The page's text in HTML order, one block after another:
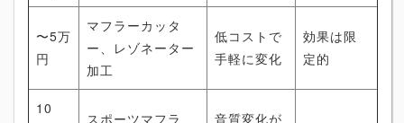
〜5万
円
マフラーカッタ
ー、レゾネーター
加工
低コストで
手軽に変化
効果は限
定的
10
スポーツマフラ 音質変化が